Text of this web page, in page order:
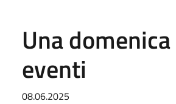
Una
eventi
08.06.2025